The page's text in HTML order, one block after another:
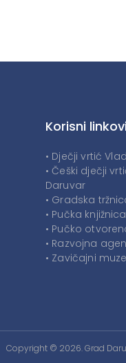
Korisni linkovi
• Dječji vrtić
• Češki dječji
Daruvar
• Gradska
• Pučka
• Pučko
• Razvojna
• Zavičajni
Copyright © 2026. Grad